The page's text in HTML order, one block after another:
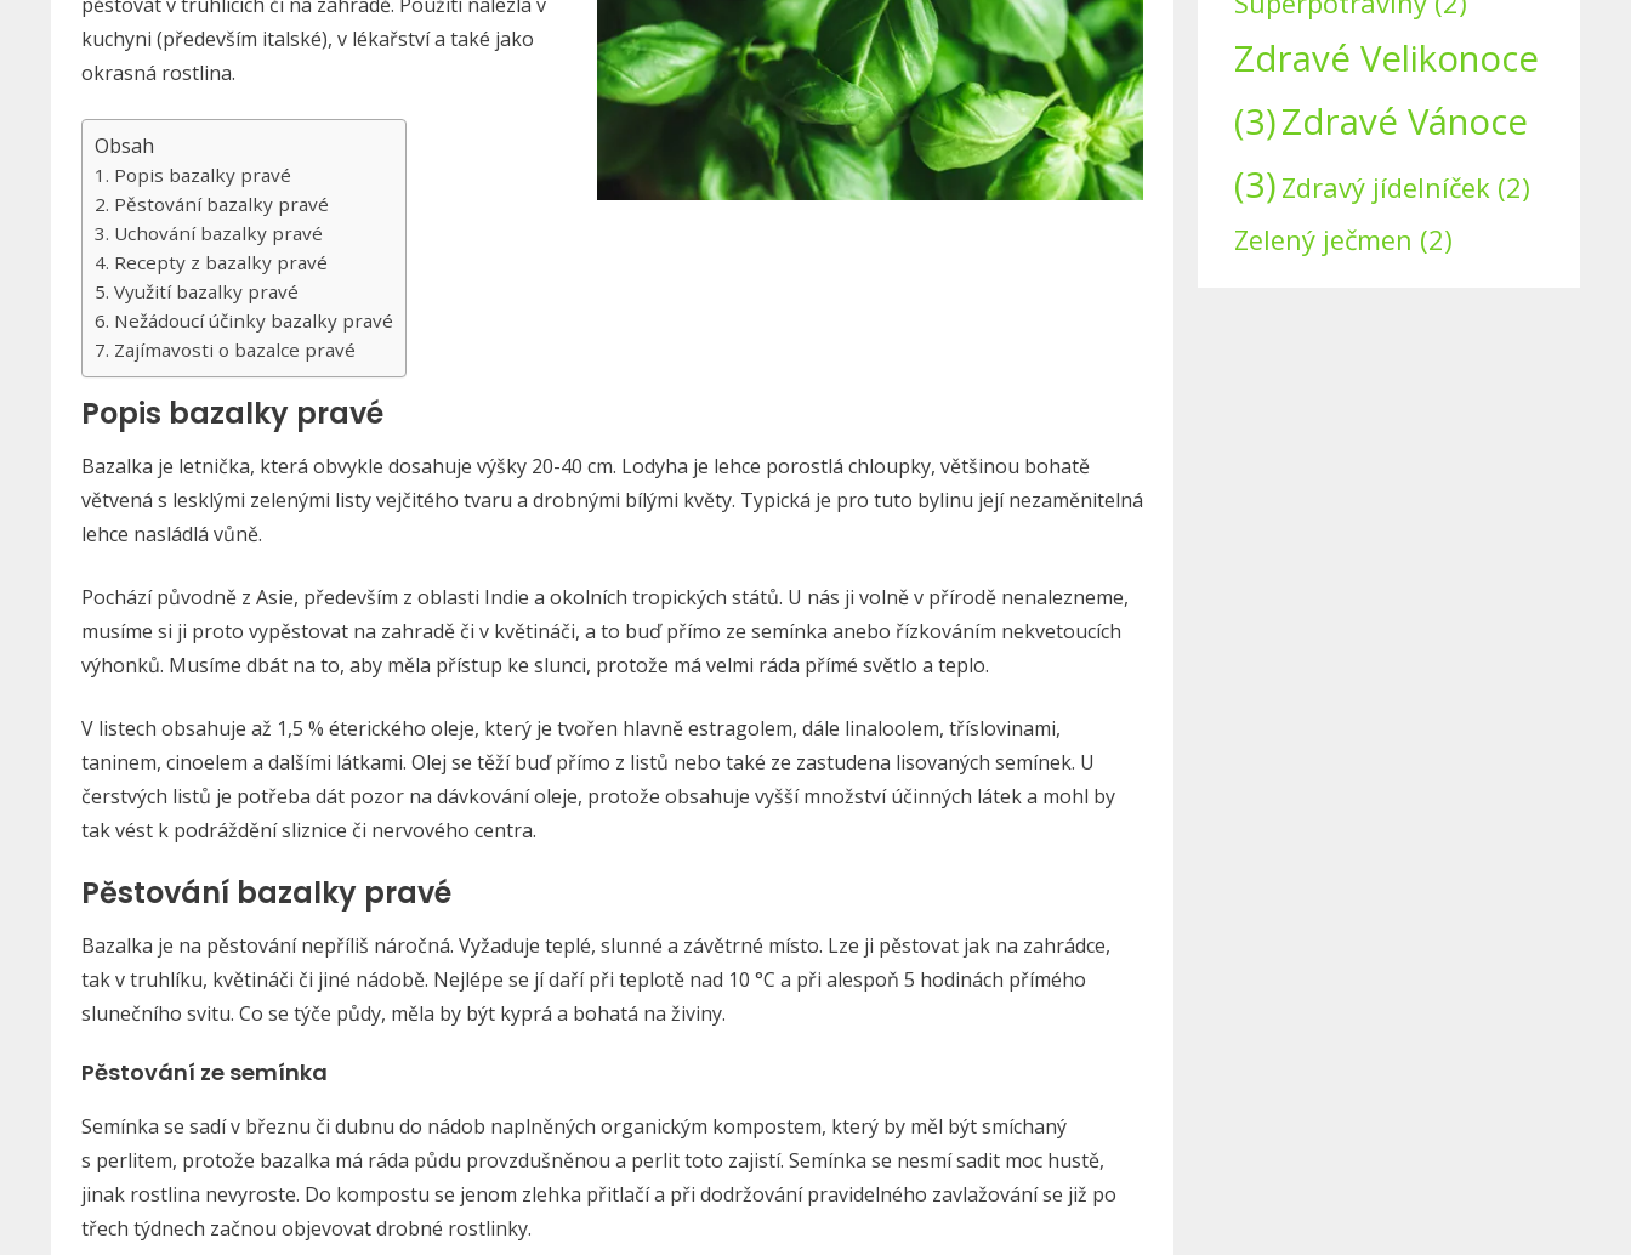
kuchyni (především italské), v lékařství a také jako
okrasná rostlina.
Obsah
Popis bazalky pravé
Pěstování bazalky pravé
Uchování bazalky pravé
Recepty z bazalky pravé
Využití bazalky pravé
Nežádoucí účinky bazalky pravé
Zajímavosti o bazalce pravé
Popis bazalky pravé
Bazalka je letnička, která obvykle dosahuje výšky 20-40 cm. Lodyha je lehce porostlá chloupky, většinou bohatě
větvená s lesklými zelenými listy vejčitého tvaru a drobnými bílými květy. Typická je pro tuto bylinu její nezaměnitelná
lehce nasládlá vůně.
Pochází původně z Asie, především z oblasti Indie a okolních tropických států. U nás ji volně v přírodě nenalezneme,
musíme si ji proto vypěstovat na zahradě či v květináči, a to buď přímo ze semínka anebo řízkováním nekvetoucích
výhonků. Musíme dbát na to, aby měla přístup ke slunci, protože má velmi ráda přímé světlo a teplo.
V listech obsahuje až 1,5 % éterického oleje, který je tvořen hlavně estragolem, dále linaloolem, tříslovinami,
taninem, cinoelem a dalšími látkami. Olej se těží buď přímo z listů nebo také ze zastudena lisovaných semínek. U
čerstvých listů je potřeba dát pozor na dávkování oleje, protože obsahuje vyšší množství účinných látek a mohl by
tak vést k podráždění sliznice či nervového centra.
Pěstování bazalky pravé
Bazalka je na pěstování nepříliš náročná. Vyžaduje teplé, slunné a závětrné místo. Lze ji pěstovat jak na zahrádce,
tak v truhlíku, květináči či jiné nádobě. Nejlépe se jí daří při teplotě nad 10 °C a při alespoň 5 hodinách přímého
slunečního svitu. Co se týče půdy, měla by být kyprá a bohatá na živiny.
Pěstování ze semínka
Semínka se sadí v březnu či dubnu do nádob naplněných organickým kompostem, který by měl být smíchaný
s perlitem, protože bazalka má ráda půdu provzdušněnou a perlit toto zajistí. Semínka se nesmí sadit moc hustě,
jinak rostlina nevyroste. Do kompostu se jenom zlehka přitlačí a při dodržování pravidelného zavlažování se již po
třech týdnech začnou objevovat drobné rostlinky.
Zdravé Velikonoce
(3)Zdravé Vánoce
(3) Zdravý jídelníček (2)
Zelený ječmen (2)